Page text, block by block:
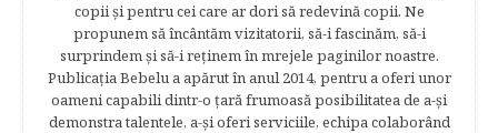
copii şi pentru cei care ar dori să redevină copii. Ne
propunem să încântăm vizitatorii, să-i fascinăm, să-i
surprindem şi să-i reţinem în mrejele paginilor noastre.​
Publicația Bebelu a apărut în anul 2014, pentru a oferi unor
oameni capabili dintr-o ţară frumoasă posibilitatea de a-şi
demonstra talentele, a-şi oferi serviciile, echipa colaborând